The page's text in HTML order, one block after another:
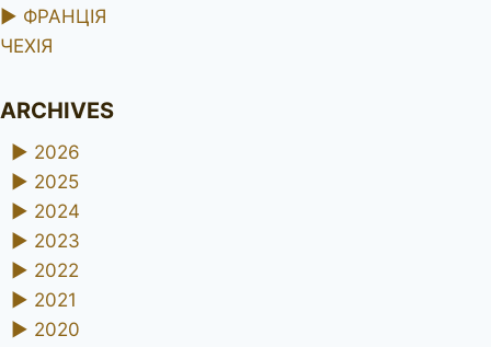
► ФРАНЦІЯ
ЧЕХІЯ
ARCHIVES
► 2026
► 2025
► 2024
► 2023
► 2022
► 2021
► 2020